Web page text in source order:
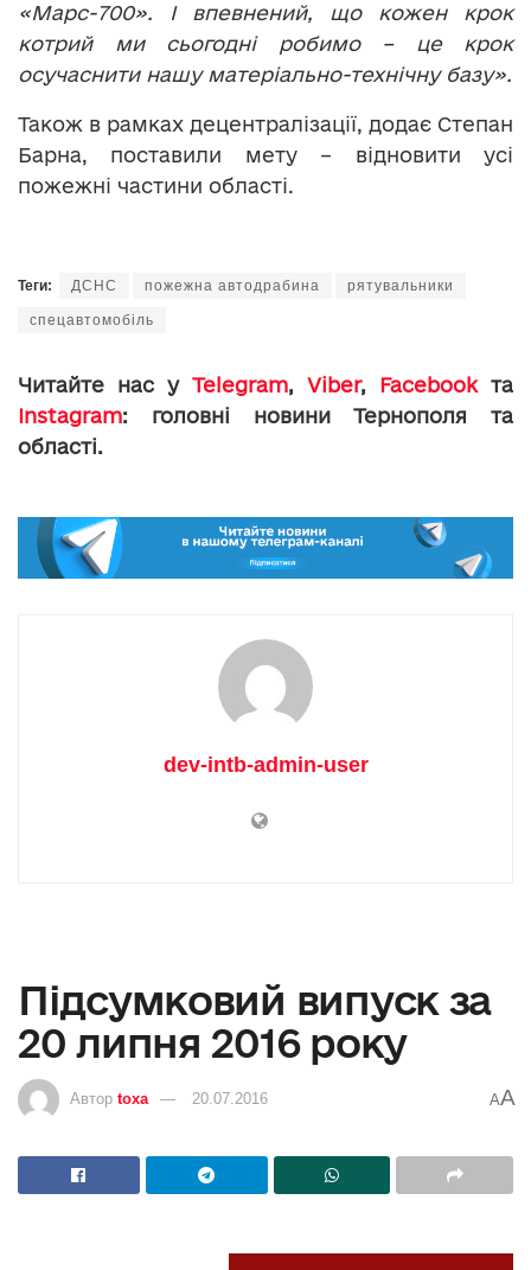
«Марс-700». І впевнений, що кожен крок
котрий ми сьогодні робимо – це крок
осучаснити нашу матеріально-технічну базу».
Також в рамках децентралізації, додає Степан
Барна, поставили мету – відновити усі
пожежні частини області.
Теги: ДСНС пожежна автодрабина рятувальники
спецавтомобіль
Читайте нас у Telegram, Viber, Facebookта
Instagram: головні новини Тернополя та
області.
dev-intb-admin-user
Підсумковий випуск за
20 липня 2016 року
Автор toxa 20.07.2016 AA